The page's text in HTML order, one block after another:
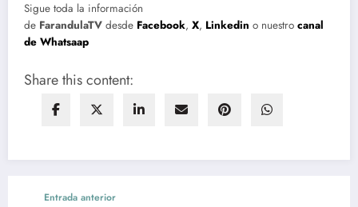
Sigue toda la información
de FarandulaTV desde Facebook, X, Linkedin o nuestro canal
de Whatsaap
Share this content:
Entrada anterior